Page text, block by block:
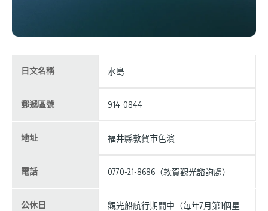
日文名稱 水島
郵遞區號 914-0844
地址 福井縣敦賀市色濱
電話 0770-21-8686（敦賀觀光諮詢處）
公休日
觀光船航行期間中（毎年7月第1個星